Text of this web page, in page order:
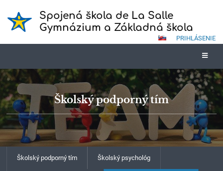
Spojená škola de La Salle
Gymnázium a Základná škola
PRIHLÁSENIE
Školský podporný tím
Školský podporný tím Školský psychológ